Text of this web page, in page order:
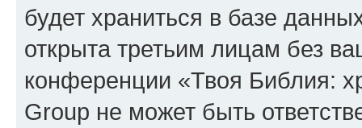
будет храниться в базе
открыта третьим лицам без
конференции «Твоя Библия:
Group не может быть